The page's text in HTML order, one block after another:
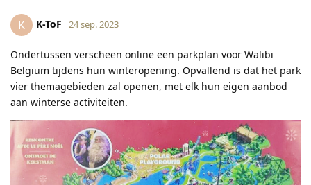
K K-ToF 24 sep. 2023
Ondertussen verscheen online een parkplan voor Walibi
Belgium tijdens hun winteropening. Opvallend is dat het park
vier themagebieden zal openen, met elk hun eigen aanbod
aan winterse activiteiten.